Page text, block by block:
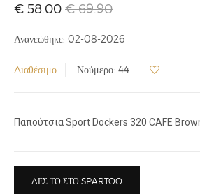
€ 58.00 € 69.90
Ανανεώθηκε: 02-08-2026
Διαθέσιμο Νούμερο: 44
Παπούτσια Sport Dockers 320 CAFE
ΔΕΣ ΤΟ ΣΤΟ SPARTOO